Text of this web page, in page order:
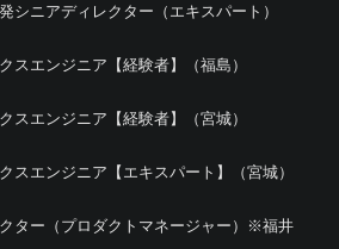
シニアディレクター（エキスパート）
スエンジニア【経験者】（福島）
スエンジニア【経験者】（宮城）
スエンジニア【エキスパート】（宮城）
クター（プロダクトマネージャー）※福井